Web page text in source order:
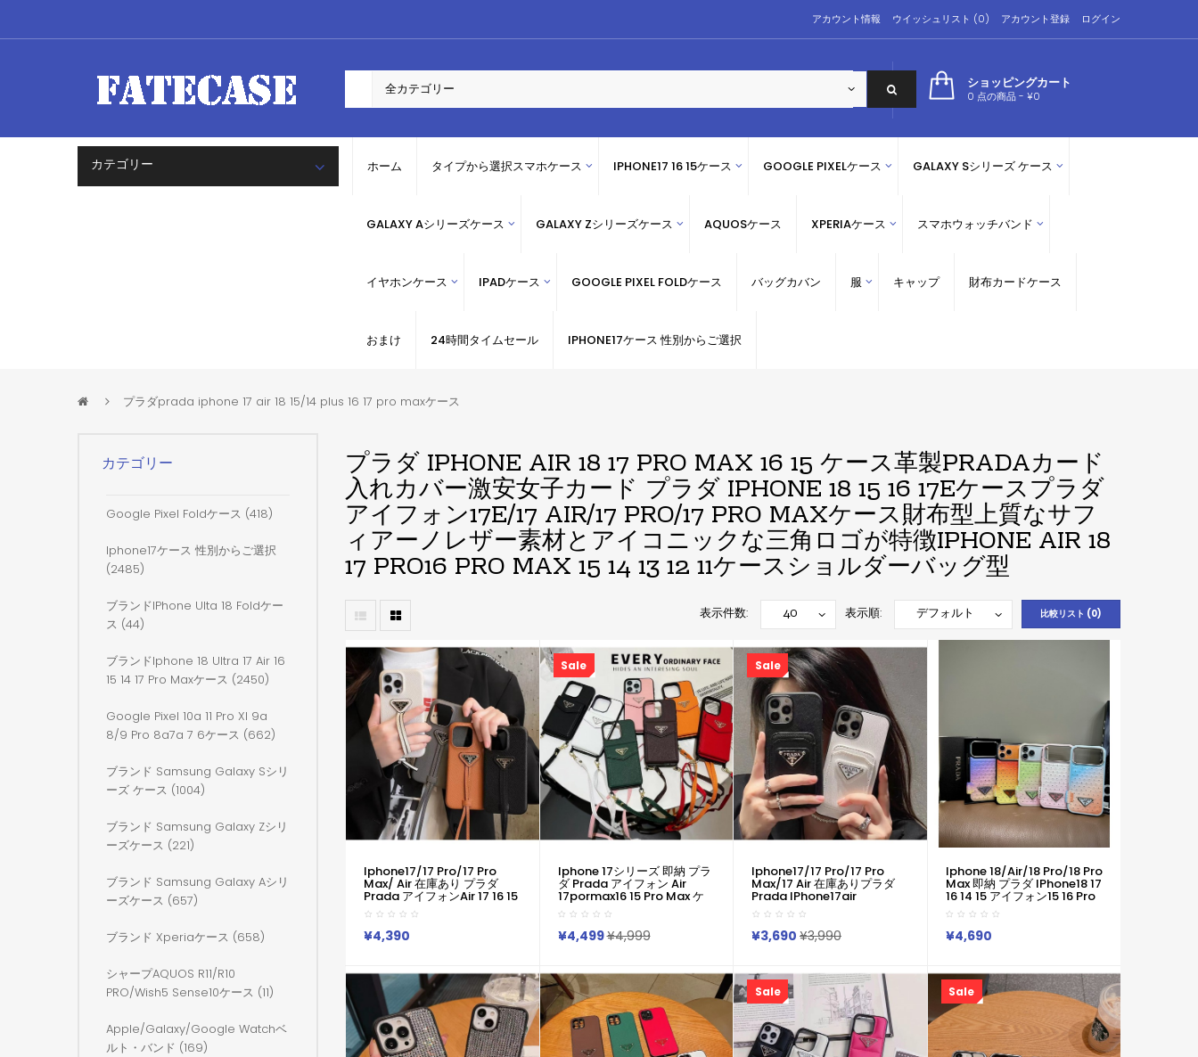
アカウント情報 ウイッシュリスト (0) アカウント登録 ログイン
ショッピングカート
0 点の商品 - ¥0
カテゴリー ホーム タイプから選択スマホケース IPHONE17 16 15ケース GOOGLE PIXELケース GALAXY Sシリーズ ケース
GALAXY Aシリーズケース GALAXY Zシリーズケース AQUOSケース XPERIAケース スマホウォッチバンド
イヤホンケース IPADケース GOOGLE PIXEL FOLDケース バッグカバン 服 キャップ 財布カードケース
おまけ 24時間タイムセール IPHONE17ケース 性別からご選択
プラダprada iphone 17 air 18 15/14 plus 16 17 pro maxケース
カテゴリー
Google Pixel Foldケース (418)
Iphone17ケース 性別からご選択
(2485)
ブランドiPhone Ulta 18 Foldケー
ス (44)
ブランドiphone 18 Ultra 17 Air 16
15 14 17 Pro Maxケース (2450)
Google Pixel 10a 11 Pro Xl 9a
8/9 Pro 8a7a 7 6ケース (662)
ブランド Samsung Galaxy Sシリ
ーズ ケース (1004)
ブランド Samsung Galaxy Zシリ
ーズケース (221)
ブランド Samsung Galaxy Aシリ
ーズケース (657)
ブランド Xperiaケース (658)
シャープAQUOS R11/R10
PRO/wish5 Sense10ケース (11)
Apple/galaxy/google Watchベ
ルト・バンド (169)
プラダ IPHONE AIR 18 17 PRO MAX 16 15 ケース革製PRADAカード
入れカバー激安女子カード プラダ IPHONE 18 15 16 17Eケースプラダ
アイフォン17E/17 AIR/17 PRO/17 PRO MAXケース財布型上質なサフ
ィアーノレザー素材とアイコニックな三角ロゴが特徴IPHONE AIR 18
17 PRO16 PRO MAX 15 14 13 12 11ケースショルダーバッグ型
比較リスト (0)
表示順:
表示件数:
Iphone17/17 Pro/17 Pro
Max/ Air 在庫あり プラダ
Prada アイフォンair 17 16 15
Pro Max 15ケース革製
Iphone 17pro 16 15 Plus 15
Pro Max 14 13 12 11 Pro Max
Xs Maxケース ブランド レデ
ビジネスマン用高級 プラダ
Prada アイフォン15カバー
¥4,390
Sale
Iphone 17シリーズ 即納 プラ
ダ Prada アイフォン Air
17pormax16 15 Pro Max ケ
ース Iphone15 Plus 16 Pro
Max 15 14 13 12 17 Pro Max
Xs Maxケース ブランド レデ
ィース男性女性 人気かわいい
Prada アイフォン17 15 16
Proカバー
¥4,499¥4,999
Sale
Iphone17/17 Pro/17 Pro
Max/17 Air 在庫ありプラダ
Prada IPhone17air
16promax15ケース 豪華 プラ
ダ Prada IPhone17 16 15 14
プロマックス 携帯ケース プラ
ダ Prada Iphone14 15 16
カバー売れ筋 Iphone
12pro/15promax携帯ケース
¥3,690 ¥3,990
Iphone 18/air/18 Pro/18 Pro
Max 即納 プラダ IPhone18 17
16 14 15 アイフォン15 16 Pro
Maxケース メンズレディース
Prada IPhone Air 18 17 16 14
Pro IPhone16 15 IPhone SE
第4世代 IPhone13 IPhone12
Air 18 17e 16 14 15 プロマック
スケースプラダグラデーショ
ンラインストーン折りたたみ
スマホケース
¥4,690
Sale Sale